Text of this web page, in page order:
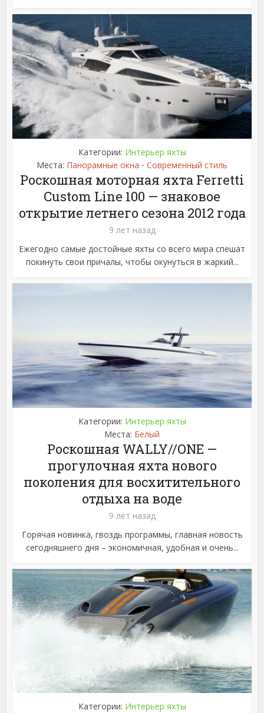
Категории: Интерьер яхты
Места: Панорамные окна • Современный стиль
Роскошная моторная яхта Ferretti
Custom Line 100 — знаковое
открытие летнего сезона 2012 года
9 лет назад
Ежегодно самые достойные яхты со всего мира спешат
покинуть свои причалы, чтобы окунуться в жаркий...
Категории: Интерьер яхты
Места: Белый
Роскошная WALLY//ONE —
прогулочная яхта нового
поколения для восхитительного
отдыха на воде
9 лет назад
Горячая новинка, гвоздь программы, главная новость
сегодняшнего дня – экономичная, удобная и очень...
Категории: Интерьер яхты